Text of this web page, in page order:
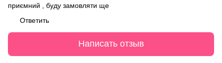
приємний , буду замовляти ще
Ответить
Написать отзыв